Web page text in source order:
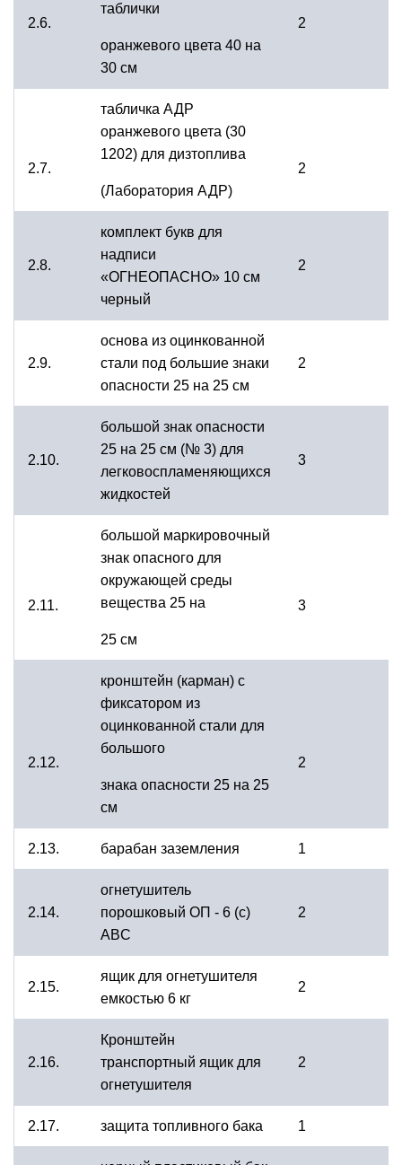
2.6.
таблички
оранжевого цвета 40 на
30 см
2
2.7.
табличка АДР
оранжевого цвета (30
1202) для дизтоплива
(Лаборатория АДР)
2
2.8.
комплект букв для
надписи
«ОГНЕОПАСНО» 10 см
черный
2
2.9.
основа из оцинкованной
стали под большие знаки
опасности 25 на 25 см
2
2.10.
большой знак опасности
25 на 25 см (№ 3) для
легковоспламеняющихся
жидкостей
3
2.11.
большой маркировочный
знак опасного для
окружающей среды
вещества 25 на
25 см
3
2.12.
кронштейн (карман) с
фиксатором из
оцинкованной стали для
большого
знака опасности 25 на 25
см
2
2.13. барабан заземления 1
2.14.
огнетушитель
порошковый ОП - 6 (с)
ABC
2
2.15.
ящик для огнетушителя
емкостью 6 кг
2
2.16.
Кронштейн
транспортный ящик для
огнетушителя
2
2.17. защита топливного бака 1